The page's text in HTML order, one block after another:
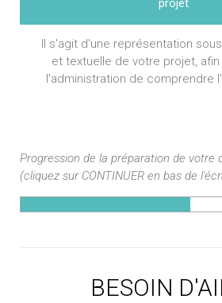
projet
Il s'agit d'une représentation
et textuelle de votre projet,
l'administration de comprendre
Progression de la préparation de votre
(cliquez sur CONTINUER en bas de
BESOIN